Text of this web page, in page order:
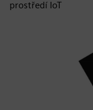
prostředí IoT